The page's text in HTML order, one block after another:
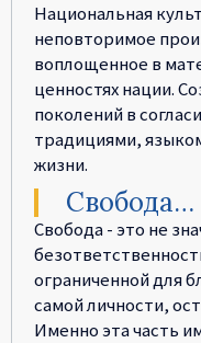
Национальная
неповторимое
воплощенное в
ценностях нации.
поколений в
традициями,
жизни.
Свобода…
Свобода - это не
ограниченной для
самой личности,
Именно эта часть